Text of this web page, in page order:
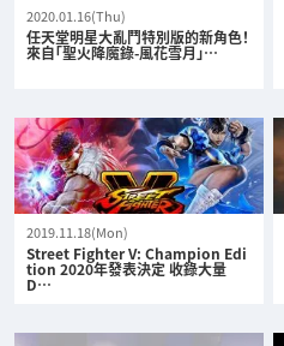
2020.01.16(Thu)
任天堂明星大亂鬥特別版的新角色！
來自「聖火降魔錄-風花雪月」…
2019.11.18(Mon)
Street Fighter V: Champion Edi
tion 2020年發表決定 收錄大量
D…